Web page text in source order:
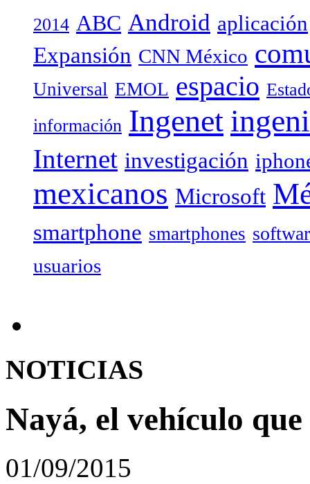
2014 ABC Android aplicación
Expansión CNN México
Universal EMOL espacio
información Ingenet
Internet investigación
mexicanos Microsoft
smartphone smartphones
usuarios
NOTICIAS
Nayá, el vehículo
01/09/2015